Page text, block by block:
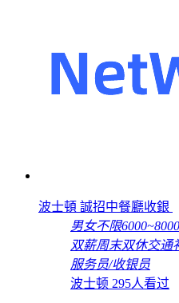
波士頓 誠招中餐廳收銀
男女不限6000~8000
双薪周末双休交通
服务员/收银员
波士顿 295人看过